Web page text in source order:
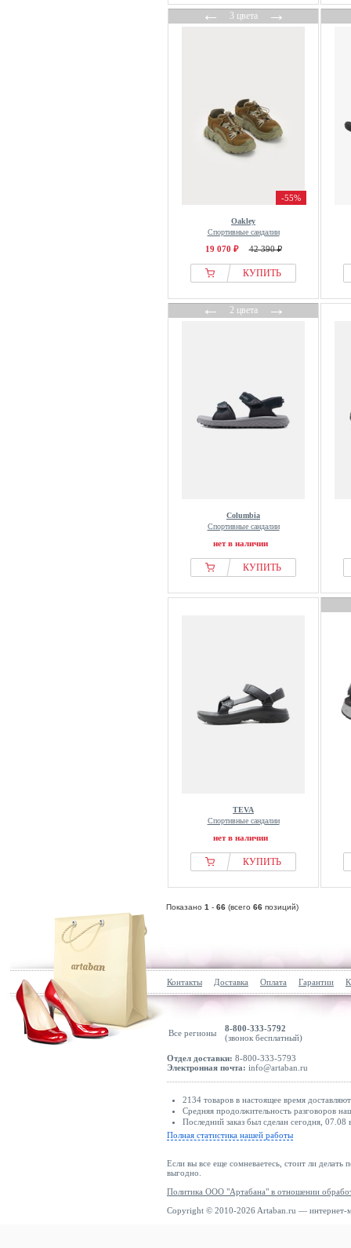
←3 цвета→
-55%
Oakley
Спортивные сандалии
19 070 ₽ 42 390 ₽
КУПИТЬ
←2 цвета→
Columbia
Спортивные сандалии
нет в наличии
КУПИТЬ
TEVA
Спортивные сандалии
нет в наличии
КУПИТЬ
Показано 1 - 66 (всего 66 позиций)
Контакты Доставка Оплата Гарантии
Все регионы
8-800-333-5792
(звонок бесплатный)
Отдел доставки: 8-800-333-5793
Электронная почта: info@artaban.ru
2134 товаров в настоящее время
Средняя продолжительность разговоров
Последний заказ был сделан сегодня,
Полная статистика нашей работы
Если вы все еще сомневаетесь, стоит ли делать
выгодно.
Политика ООО "Артабана" в отношении
Copyright © 2010-2026 Artaban.ru — интернет-